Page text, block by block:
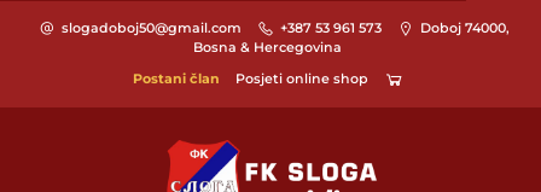
slogadoboj50@gmail.com +387 53 961 573
Doboj 74000,
Bosna & Hercegovina
Postani član
Posjeti online shop